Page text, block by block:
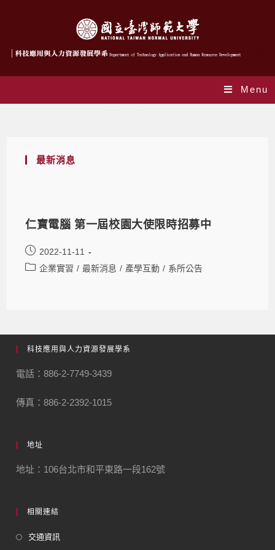
Menu
最新消息
仁寶電腦 第一屆校園大使限時招募中
2022-11-11
企業實習 / 最新消息 / 產學互動 / 系所公告
科技應用與人力資源發展學系
電話：886-2-7749-3439
傳真：886-2-2392-1015
地址
地址：106台北市和平東路一段162號
相關連結
交通資訊